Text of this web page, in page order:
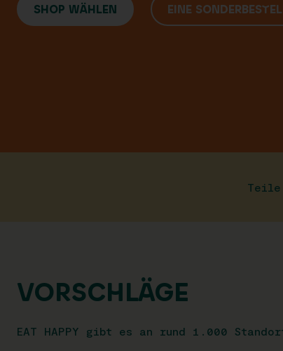
SHOP WÄHLEN EINE
Teile
VORSCHLÄGE
EAT HAPPY gibt es an rund 1.000